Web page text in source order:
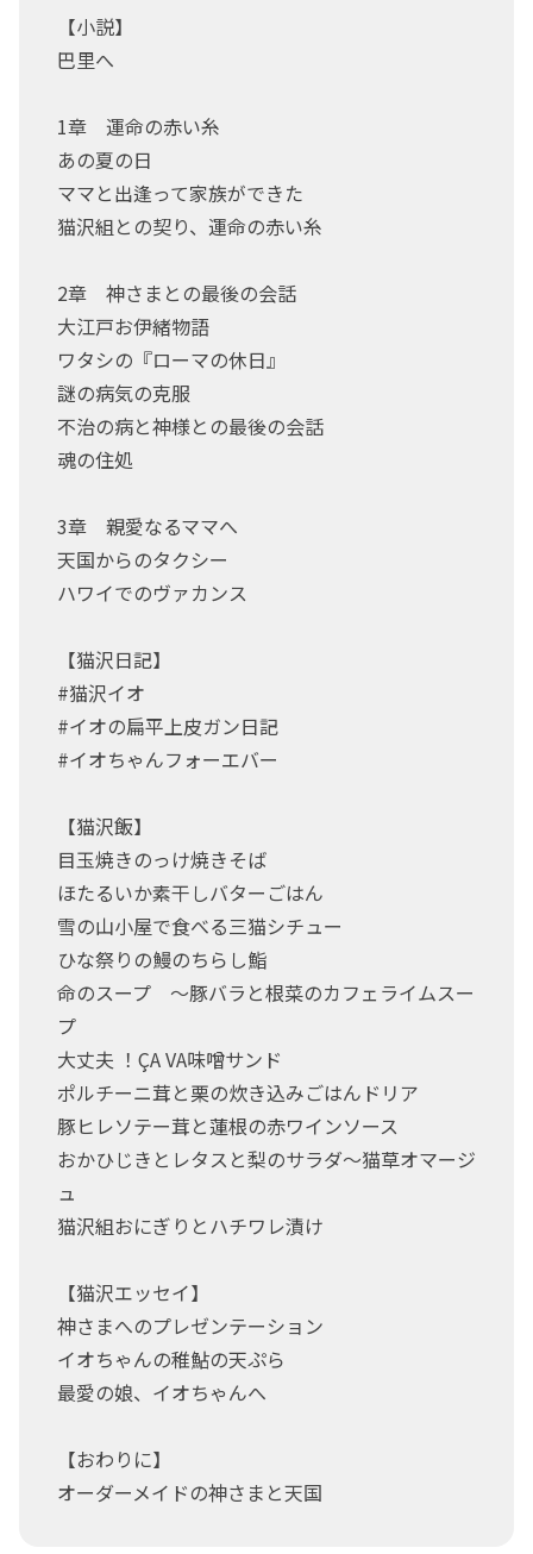
【小説】
巴里へ
1章 運命の赤い糸
あの夏の日
ママと出逢って家族ができた
猫沢組との契り、運命の赤い糸
2章 神さまとの最後の会話
大江戸お伊緒物語
ワタシの『ローマの休日』
謎の病気の克服
不治の病と神様との最後の会話
魂の住処
3章 親愛なるママへ
天国からのタクシー
ハワイでのヴァカンス
【猫沢日記】
#猫沢イオ
#イオの扁平上皮ガン日記
#イオちゃんフォーエバー
【猫沢飯】
目玉焼きのっけ焼きそば
ほたるいか素干しバターごはん
雪の山小屋で食べる三猫シチュー
ひな祭りの鰻のちらし鮨
命のスープ ～豚バラと根菜のカフェライムスー
プ
大丈夫 ！ÇA VA味噌サンド
ポルチーニ茸と栗の炊き込みごはんドリア
豚ヒレソテー茸と蓮根の赤ワインソース
おかひじきとレタスと梨のサラダ～猫草オマージ
ュ
猫沢組おにぎりとハチワレ漬け
【猫沢エッセイ】
神さまへのプレゼンテーション
イオちゃんの稚鮎の天ぷら
最愛の娘、イオちゃんへ
【おわりに】
オーダーメイドの神さまと天国